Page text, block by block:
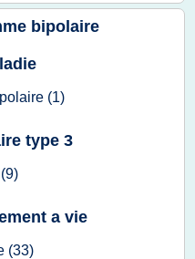
bipolaire
(1)
type 3
(9)
a vie
(33)